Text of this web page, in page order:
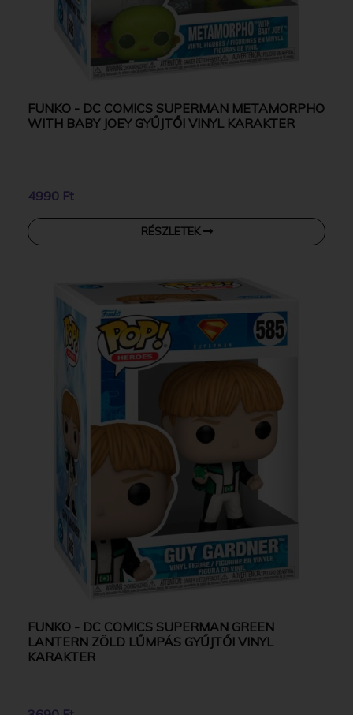
FUNKO - DC COMICS SUPERMAN METAMORPHO
WITH BABY JOEY GYŰJTŐI VINYL KARAKTER
4990 Ft
RÉSZLETEK
FUNKO - DC COMICS SUPERMAN GREEN
LANTERN ZÖLD LŰMPÁS GYŰJTŐI VINYL
KARAKTER